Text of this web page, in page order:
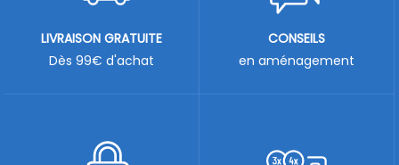
LIVRAISON GRATUITE
Dès 99€ d'achat
CONSEILS
en aménagement